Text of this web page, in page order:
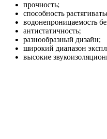
прочность;
способность
водонепроницаемость
антистатичность;
разнообразный дизайн;
широкий диапазон
высокие